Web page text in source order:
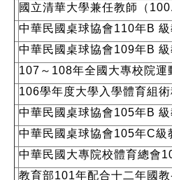
國立清華大學兼任教師（
中華民國桌球協會110年B
中華民國桌球協會109年B
107～108年全國大專校院
106學年度大學入學體育組
中華民國桌球協會105年B
中華民國桌球協會105年C級
中華民國大專院校體育總會
教育部101年配合十二年國